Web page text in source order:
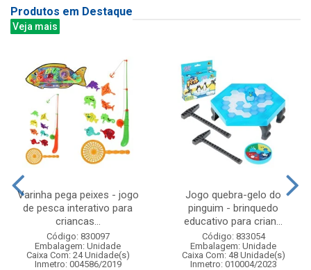
Produtos em Destaque
Veja mais
Varinha pega peixes - jogo
de pesca interativo para
criancas...
Código: 830097
Embalagem: Unidade
Caixa Com: 24 Unidade(s)
Inmetro: 004586/2019
Jogo quebra-gelo do
pinguim - brinquedo
educativo para crian...
Código: 833054
Embalagem: Unidade
Caixa Com: 48 Unidade(s)
Inmetro: 010004/2023